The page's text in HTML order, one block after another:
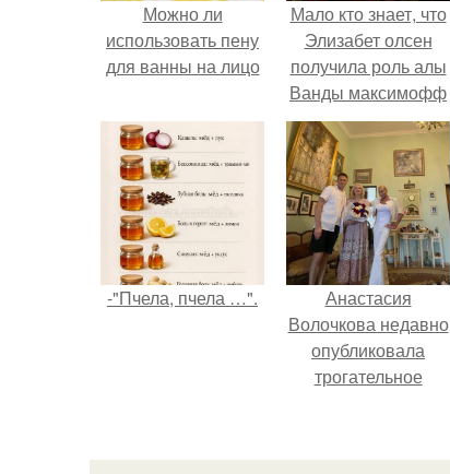
Можно ли
использовать пену
для ванны на лицо
Мало кто знает, что
Элизабет олсен
получила роль алы
Ванды максимофф
не сразу.
-"Пчела, пчела …".
Анастасия
Волочкова недавно
опубликовала
трогательное
которой она